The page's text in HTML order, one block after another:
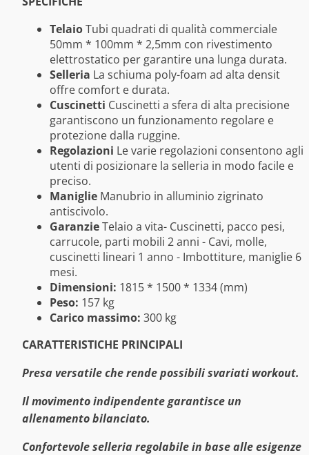
TelaioTubi quadrati di qualità commerciale
50mm * 100mm * 2,5mm con rivestimento
elettrostatico per garantire una lunga durata.
Selleria La schiuma poly-foam ad alta densit
offre comfort e durata.
Cuscinetti Cuscinetti a sfera di alta precisione
garantiscono un funzionamento regolare e
protezione dalla ruggine.
Regolazioni Le varie regolazioni consentono agli
utenti di posizionare la selleria in modo facile e
preciso.
Maniglie Manubrio in alluminio zigrinato
antiscivolo.
GaranzieTelaio a vita- Cuscinetti, pacco pesi,
carrucole, parti mobili 2 anni - Cavi, molle,
cuscinetti lineari 1 anno - Imbottiture, maniglie 6
mesi.
Dimensioni: 1815 * 1500 * 1334 (mm)
Peso: 157 kg
Carico massimo: 300 kg
CARATTERISTICHE PRINCIPALI
Presa versatile che rende possibili svariati workout.
Il movimento indipendente garantisce un
allenamento bilanciato.
Confortevole selleria regolabile in base alle esigenze